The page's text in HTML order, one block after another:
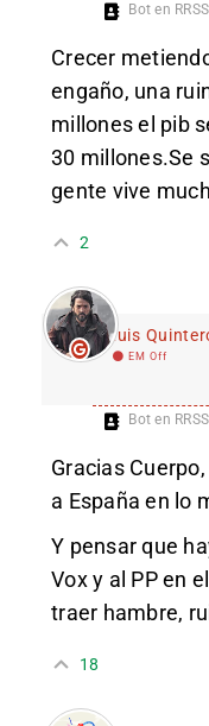
Bot en RRSS
Crecer
engaño, una
millones el pib
30 millones.Se
gente vive
2
Luis
EM Off
Bot en RRSS
Gracias
a España en lo
Y pensar que
Vox y al PP en
traer hambre,
18